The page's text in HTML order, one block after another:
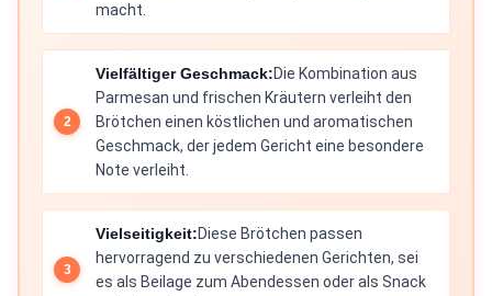
macht.
Vielfältiger Geschmack:Die Kombination aus
Parmesan und frischen Kräutern verleiht den
Brötchen einen köstlichen und aromatischen
Geschmack, der jedem Gericht eine besondere
Note verleiht.
Vielseitigkeit:Diese Brötchen passen
hervorragend zu verschiedenen Gerichten, sei
es als Beilage zum Abendessen oder als Snack